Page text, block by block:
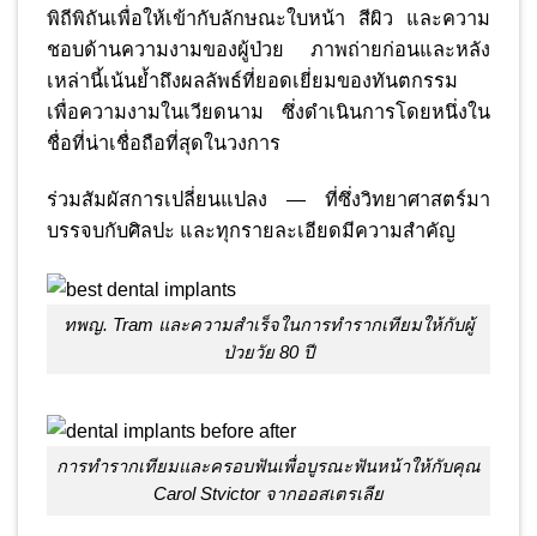
พิถีพิถันเพื่อให้เข้ากับลักษณะใบหน้า สีผิว และความ
ชอบด้านความงามของผู้ป่วย ภาพถ่ายก่อนและหลัง
เหล่านี้เน้นย้ำถึงผลลัพธ์ที่ยอดเยี่ยมของทันตกรรม
เพื่อความงามในเวียดนาม ซึ่งดำเนินการโดยหนึ่งใน
ชื่อที่น่าเชื่อถือที่สุดในวงการ
ร่วมสัมผัสการเปลี่ยนแปลง — ที่ซึ่งวิทยาศาสตร์มา
บรรจบกับศิลปะ และทุกรายละเอียดมีความสำคัญ
ทพญ. Tram และความสำเร็จในการทำรากเทียมให้กับผู้
ป่วยวัย 80 ปี
การทำรากเทียมและครอบฟันเพื่อบูรณะฟันหน้าให้กับคุณ
Carol Stvictor จากออสเตรเลีย